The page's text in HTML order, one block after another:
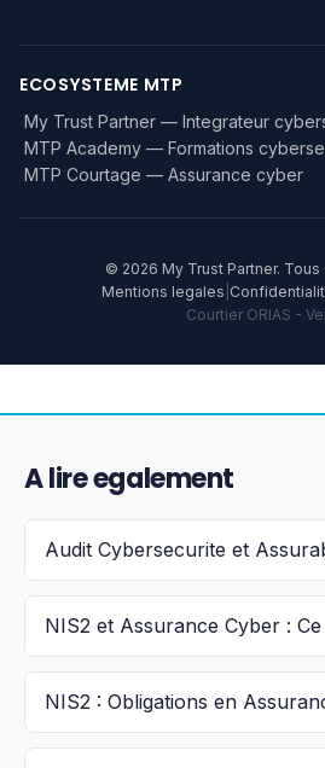
ECOSYSTEME MTP
My Trust Partner — Integrateur
MTP Academy — Formations
MTP Courtage — Assurance cyber
© 2026 My Trust Partner.
Mentions legales
Courtier ORIAS -
A lire egalement
Audit Cybersecurite et
NIS2 et Assurance Cyber :
NIS2 : Obligations en